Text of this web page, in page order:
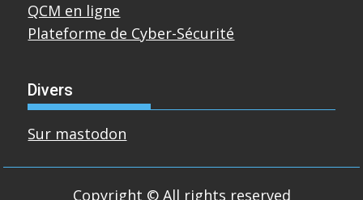
QCM en ligne
Plateforme de Cyber-Sécurité
Divers
Sur mastodon
Copyright © All rights reserved